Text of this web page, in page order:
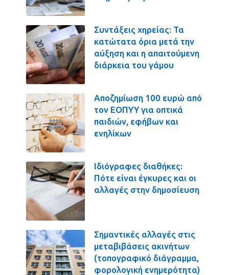
Συντάξεις χηρείας: Τα
κατώτατα όρια μετά την
αύξηση και η απαιτούμενη
διάρκεια του γάμου
Αποζημίωση 100 ευρώ από
τον ΕΟΠΥΥ για οπτικά
παιδιών, εφήβων και
ενηλίκων
Ιδιόγραφες διαθήκες:
Πότε είναι έγκυρες και οι
αλλαγές στην δημοσίευση
Σημαντικές αλλαγές στις
μεταβιβάσεις ακινήτων
(τοπογραφικό διάγραμμα,
φορολογική ενημερότητα)